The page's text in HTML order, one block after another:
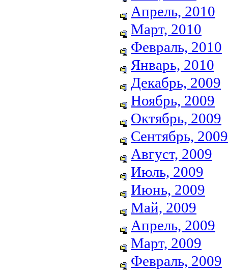
Апрель, 2010
Март, 2010
Февраль, 2010
Январь, 2010
Декабрь, 2009
Ноябрь, 2009
Октябрь, 2009
Сентябрь, 2009
Август, 2009
Июль, 2009
Июнь, 2009
Май, 2009
Апрель, 2009
Март, 2009
Февраль, 2009